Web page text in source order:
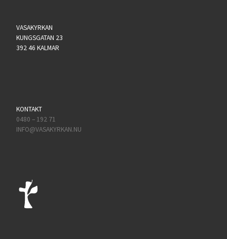
VASAKYRKAN
KUNGSGATAN 23
392 46 KALMAR
KONTAKT
0480 – 192 71
INFO@VASAKYRKAN.NU